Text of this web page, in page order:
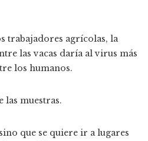
trabajadores agrícolas, la
las vacas daría al virus más
los humanos.
las muestras.
que se quiere ir a lugares